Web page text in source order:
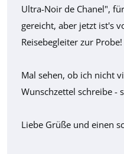
Ultra-Noir de Chanel",
gereicht, aber jetzt ist's
Reisebegleiter zur Probe!
Mal sehen, ob ich nicht
Wunschzettel schreibe -
Liebe Grüße und einen